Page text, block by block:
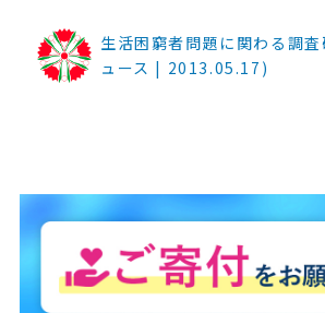
生活困窮者問題に関わる調
ュース | 2013.05.17)